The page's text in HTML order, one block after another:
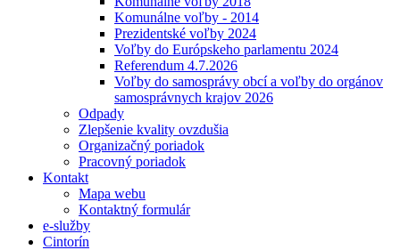
Komunálne voľby - 2014
Prezidentské voľby 2024
Voľby do Európskeho parlamentu 2024
Referendum 4.7.2026
Voľby do samosprávy obcí a voľby do orgánov
samosprávnych krajov 2026
Odpady
Zlepšenie kvality ovzdušia
Organizačný poriadok
Pracovný poriadok
Kontakt
Mapa webu
Kontaktný formulár
e-služby
Cintorín